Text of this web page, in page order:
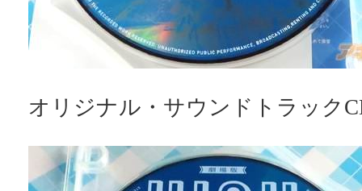
オリジナル・サウンドトラック